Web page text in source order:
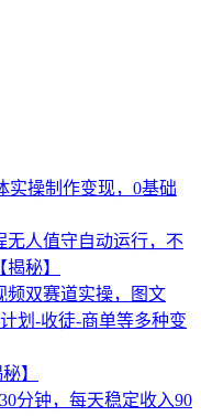
实操制作变现，0基础
无人值守自动运行，不
秘】
频双赛道实操，图文
划-收徒-商单等多种变
】
分钟，每天稳定收入90